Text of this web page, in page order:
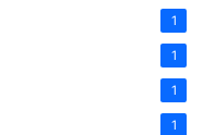
1
1
1
1